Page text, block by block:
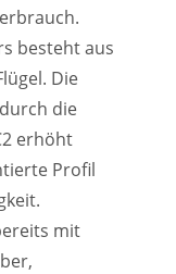
besteht aus
Die
die
erhöht
Profil
mit